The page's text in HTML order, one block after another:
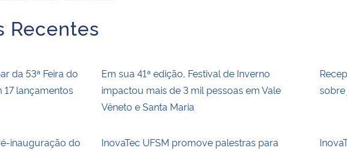
Recentes
da 53ª Feira do
17 lançamentos
Em sua 41ª edição, Festival de Inverno
impactou mais de 3 mil pessoas em Vale
Vêneto e Santa Maria
inauguração do
InovaTec UFSM promove palestras para